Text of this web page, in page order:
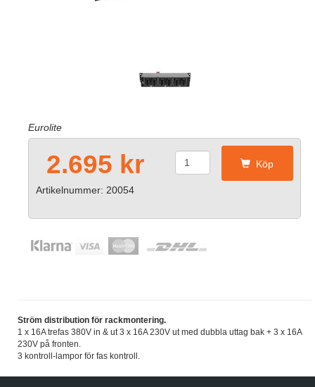
Eurolite
2.695 kr Köp
Artikelnummer: 20054
Ström distribution för rackmontering.
1 x 16A trefas 380V in & ut 3 x 16A 230V ut med dubbla uttag bak + 3 x 16A
230V på fronten.
3 kontroll-lampor för fas kontroll.